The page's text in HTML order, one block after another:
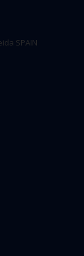
SPAIN